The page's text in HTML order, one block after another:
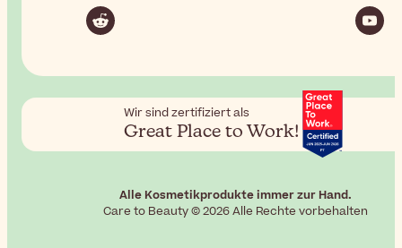
Wir sind zertifiziert als
Great Place to Work!
Alle Kosmetikprodukte immer zur Hand.
Care to Beauty © 2026 Alle Rechte vorbehalten